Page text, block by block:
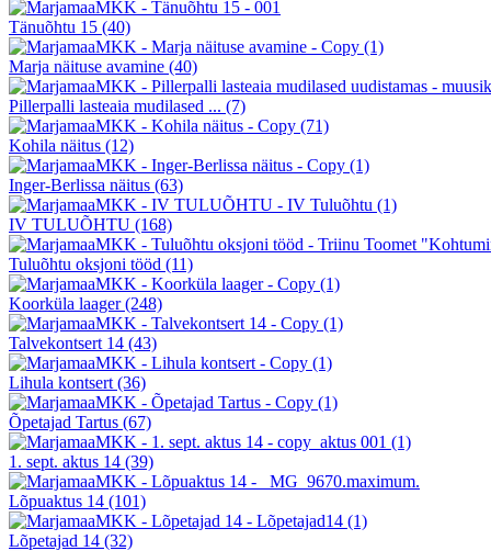
Tänuõhtu 15 (40)
Marja näituse avamine (40)
Pillerpalli lasteaia mudilased ... (7)
Kohila näitus (12)
Inger-Berlissa näitus (63)
IV TULUÕHTU (168)
Tuluõhtu oksjoni tööd (11)
Koorküla laager(248)
Talvekontsert 14 (43)
Lihula kontsert (36)
Õpetajad Tartus (67)
1. sept. aktus 14 (39)
Lõpuaktus 14 (101)
Lõpetajad 14 (32)